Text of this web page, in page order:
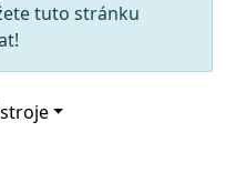
tuto stránku